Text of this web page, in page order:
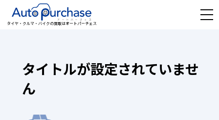
タイヤ・クルマ・バイクの買取はオートパーチェス
タイトルが設定されていませ
ん